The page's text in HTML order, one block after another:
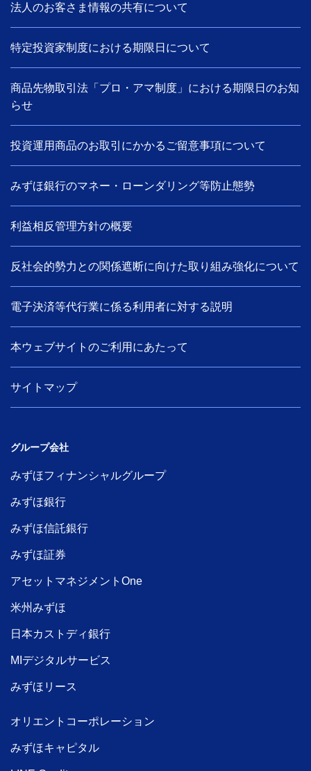
法人のお客さま情報の共有について
特定投資家制度における期限日について
商品先物取引法「プロ・アマ制度」における期限日のお知
らせ
投資運用商品のお取引にかかるご留意事項について
みずほ銀行のマネー・ローンダリング等防止態勢
利益相反管理方針の概要
反社会的勢力との関係遮断に向けた取り組み強化について
電子決済等代行業に係る利用者に対する説明
本ウェブサイトのご利用にあたって
サイトマップ
グループ会社
みずほフィナンシャルグループ
みずほ銀行
みずほ信託銀行
みずほ証券
アセットマネジメントOne
米州みずほ
日本カストディ銀行
MIデジタルサービス
みずほリース
オリエントコーポレーション
みずほキャピタル